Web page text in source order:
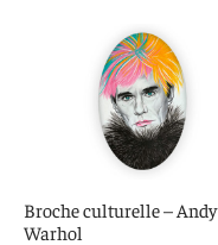
Broche culturelle – Andy
Warhol